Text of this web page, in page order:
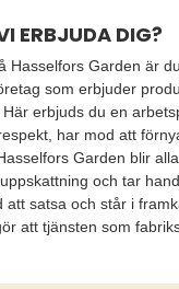
ERBJUDA DIG?
Hasselfors Garden är
som erbjuder
erbjuds du en
har mod att
Garden blir
och tar
att satsa och står i
att tjänsten som